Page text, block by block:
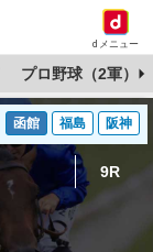
dメニュー
プロ野球（2軍）
函館 福島 阪神
9R